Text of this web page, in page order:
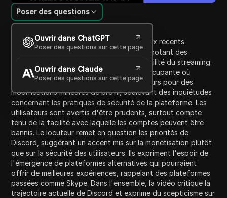
Introduction au contenu
Poser des questions
Ouvrir dans ChatGPT
Poser des questions sur cette page
Ouvrir dans Claude
Poser des questions sur cette page
Le locuteur exprime sa frustration face aux récents
changements dans le service de Discord, notant des
problèmes avec les notifications et la fiabilité du streaming.
Ils soulignent une nouvelle politique préoccupante où
Discord bannit apparemment des utilisateurs pour des
modifications mineures de profil, soulevant des inquiétudes
concernant les pratiques de sécurité de la plateforme. Les
utilisateurs sont avertis d'être prudents, surtout compte
tenu de la facilité avec laquelle les comptes peuvent être
bannis. Le locuteur remet en question les priorités de
Discord, suggérant un accent mis sur la monétisation plutôt
que sur la sécurité des utilisateurs. Ils expriment l'espoir de
l'émergence de plateformes alternatives qui pourraient
offrir de meilleures expériences, rappelant des plateformes
passées comme Skype. Dans l'ensemble, la vidéo critique la
trajectoire actuelle de Discord et exprime du scepticisme sur